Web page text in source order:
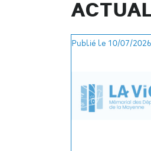
Publié le 10/07/2026.